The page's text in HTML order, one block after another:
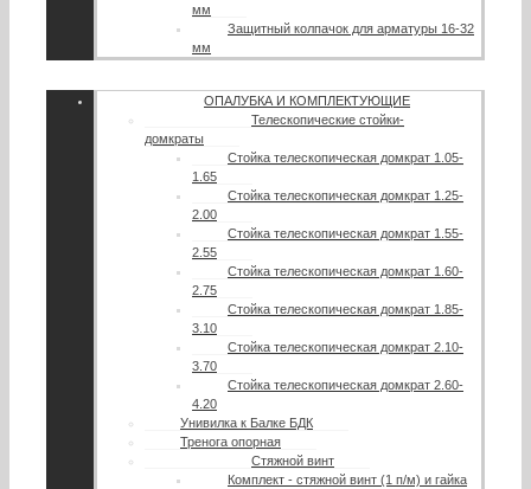
мм
Защитный колпачок для арматуры 16-32
мм
ОПАЛУБКА И КОМПЛЕКТУЮЩИЕ
Телескопические стойки-
домкраты
Стойка телескопическая домкрат 1.05-
1.65
Стойка телескопическая домкрат 1.25-
2.00
Стойка телескопическая домкрат 1.55-
2.55
Стойка телескопическая домкрат 1.60-
2.75
Стойка телескопическая домкрат 1.85-
3.10
Стойка телескопическая домкрат 2.10-
3.70
Стойка телескопическая домкрат 2.60-
4.20
Унивилка к Балке БДК
Тренога опорная
Стяжной винт
Комплект - стяжной винт (1 п/м) и гайка